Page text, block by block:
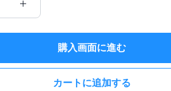
購入画面に進む
カートに追加する